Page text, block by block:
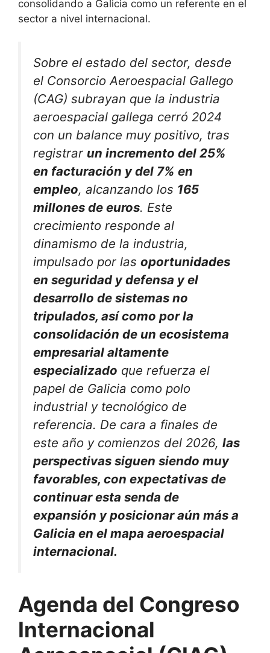
consolidando a Galicia como un referente en el
sector a nivel internacional.
Sobre el estado del sector, desde
el Consorcio Aeroespacial Gallego
(CAG) subrayan que la industria
aeroespacial gallega cerró 2024
con un balance muy positivo, tras
registrar un incremento del 25%
en facturación y del 7% en
empleo, alcanzando los 165
millones de euros. Este
crecimiento responde al
dinamismo de la industria,
impulsado por las oportunidades
en seguridad y defensa y el
desarrollo de sistemas no
tripulados, así como por la
consolidación de un ecosistema
empresarial altamente
especializado que refuerza el
papel de Galicia como polo
industrial y tecnológico de
referencia. De cara a finales de
este año y comienzos del 2026, las
perspectivas siguen siendo muy
favorables, con expectativas de
continuar esta senda de
expansión y posicionar aún más a
Galicia en el mapa aeroespacial
internacional.
Agenda del Congreso
Internacional